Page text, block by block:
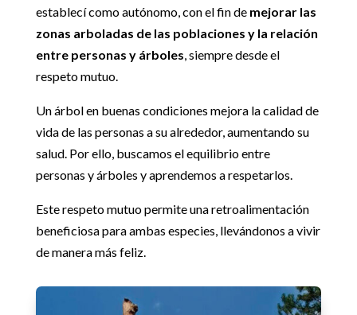
establecí como autónomo, con el fin de mejorar las
zonas arboladas de las poblaciones y la relación
entre personas y árboles, siempre desde el
respeto mutuo.
Un árbol en buenas condiciones mejora la calidad de
vida de las personas a su alrededor, aumentando su
salud. Por ello, buscamos el equilibrio entre
personas y árboles y aprendemos a respetarlos.
Este respeto mutuo permite una retroalimentación
beneficiosa para ambas especies, llevándonos a vivir
de manera más feliz.